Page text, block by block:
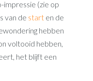
impressie (zie op
van de starten de
hebben
voltooid hebben,
het blijft een